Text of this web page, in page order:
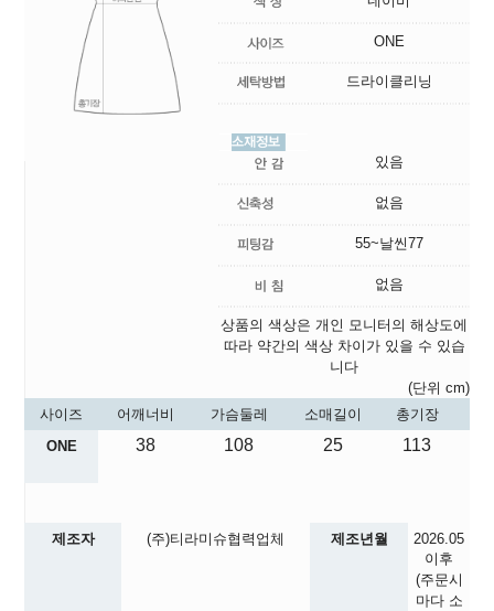
ONE
드라이클리닝
있음
없음
55~날씬77
없음
상품의 색상은 개인 모니터의 해상도에
따라 약간의 색상 차이가 있을 수 있습
니다
(단위 cm)
사이즈
어깨너비 가슴둘레 소매길이
총기장
ONE
38 108 25 113
제조자 (주)티라미슈협력업체 제조년월
2026.05
이후
(주문시
마다 소